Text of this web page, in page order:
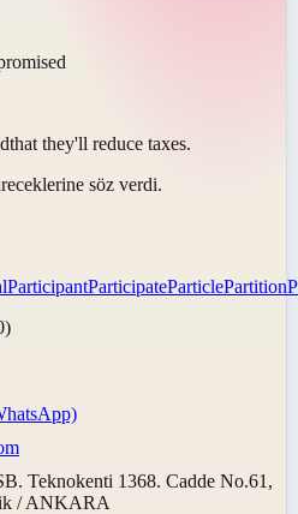
that they'll reduce taxes.
söz verdi.
ParticipantParticipateParticlePartition
Teknokenti 1368. Cadde No.61,
/ ANKARA